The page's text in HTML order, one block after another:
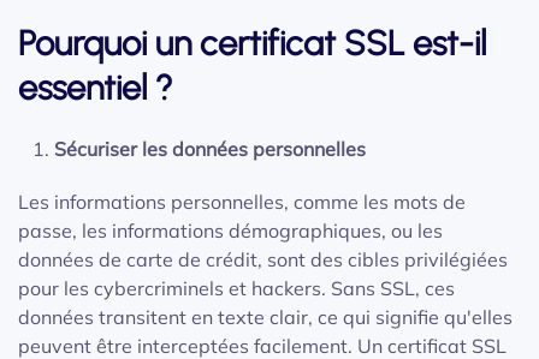
Pourquoi un certificat SSL est-il
essentiel ?
Sécuriser les données personnelles
Les informations personnelles, comme les mots de
passe, les informations démographiques, ou les
données de carte de crédit, sont des cibles privilégiées
pour les cybercriminels et hackers. Sans SSL, ces
données transitent en texte clair, ce qui signifie qu'elles
peuvent être interceptées facilement. Un certificat SSL